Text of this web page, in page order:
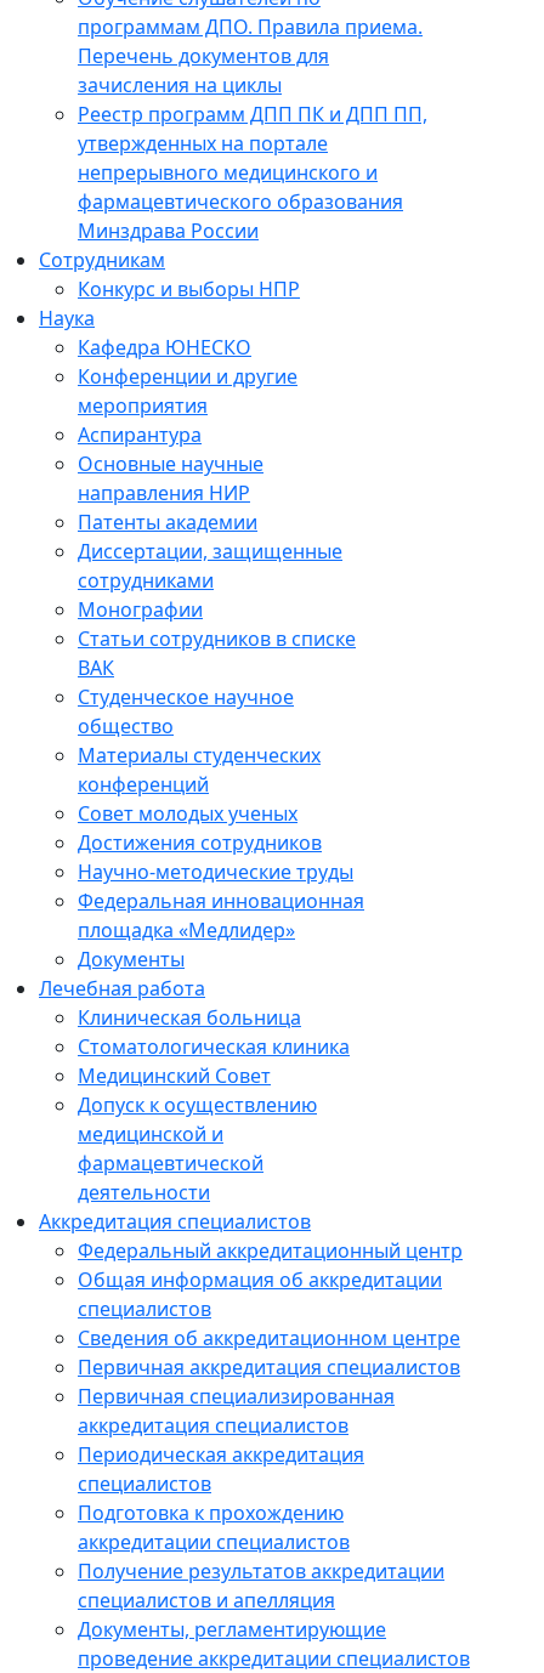
программам ДПО. Правила приема.
Перечень документов для
зачисления на циклы
Реестр программ ДПП ПК и ДПП ПП,
утвержденных на портале
непрерывного медицинского и
фармацевтического образования
Минздрава России
Сотрудникам
Конкурс и выборы НПР
Наука
Кафедра ЮНЕСКО
Конференции и другие
мероприятия
Аспирантура
Основные научные
направления НИР
Патенты академии
Диссертации, защищенные
сотрудниками
Монографии
Статьи сотрудников в списке
ВАК
Студенческое научное
общество
Материалы студенческих
конференций
Совет молодых ученых
Достижения сотрудников
Научно-методические труды
Федеральная инновационная
площадка «Медлидер»
Документы
Лечебная работа
Клиническая больница
Стоматологическая клиника
Медицинский Совет
Допуск к осуществлению
медицинской и
фармацевтической
деятельности
Аккредитация специалистов
Федеральный аккредитационный центр
Общая информация об аккредитации
специалистов
Сведения об аккредитационном центре
Первичная аккредитация специалистов
Первичная специализированная
аккредитация специалистов
Периодическая аккредитация
специалистов
Подготовка к прохождению
аккредитации специалистов
Получение результатов аккредитации
специалистов и апелляция
Документы, регламентирующие
проведение аккредитации специалистов